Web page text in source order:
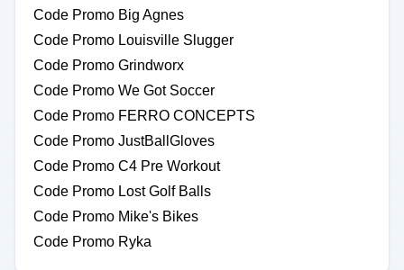
Code Promo Big Agnes
Code Promo Louisville Slugger
Code Promo Grindworx
Code Promo We Got Soccer
Code Promo FERRO CONCEPTS
Code Promo JustBallGloves
Code Promo C4 Pre Workout
Code Promo Lost Golf Balls
Code Promo Mike's Bikes
Code Promo Ryka